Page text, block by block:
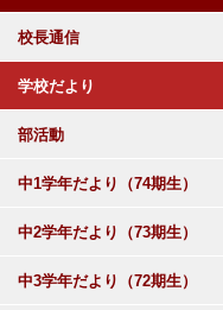
校長通信
学校だより
部活動
中1学年だより（74期生）
中2学年だより（73期生）
中3学年だより（72期生）